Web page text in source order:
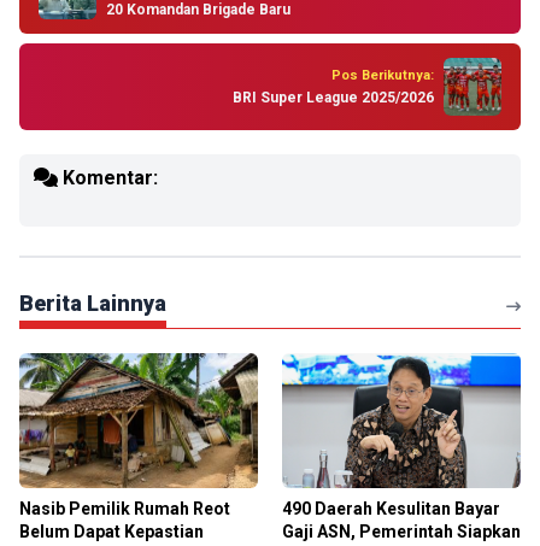
20 Komandan Brigade Baru
Pos Berikutnya:
BRI Super League 2025/2026
Komentar:
Berita Lainnya
Nasib Pemilik Rumah Reot
Belum Dapat Kepastian
490 Daerah Kesulitan Bayar
Gaji ASN, Pemerintah Siapkan